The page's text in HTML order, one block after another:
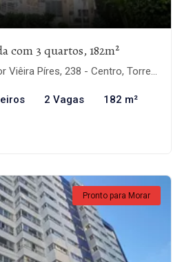
com 3 quartos, 182m²
Píres, 238 - Centro, Torres-RS
2 Vagas 182 m²
Pronto para Morar